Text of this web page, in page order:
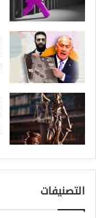
التصنيفات